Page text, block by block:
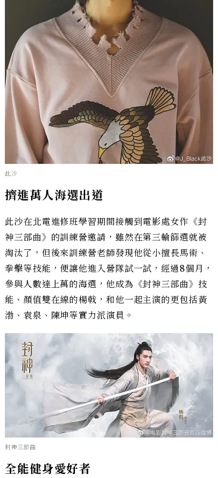
此沙
擠進萬人海選出道
此沙在北電進修班學習期間接觸到電影處女作《封
神三部曲》的訓練營邀請，雖然在第三輪篩選就被
淘汰了，但後來訓練營老師發現他從小擅長馬術、
拳擊等技能，便讓他進入營隊試一試，經過8個月，
參與人數達上萬的海選，他成為《封神三部曲》技
能、顏值雙在線的楊戟，和他一起主演的更包括黃
渤、袁泉、陳坤等實力派演員。
封神三部曲
全能健身愛好者